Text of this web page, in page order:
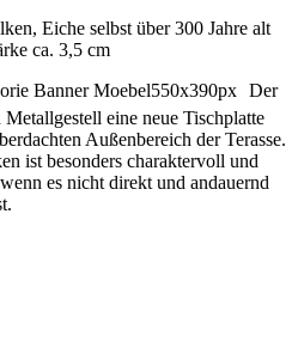
Eiche selbst über 300 Jahre alt
ca. 3,5 cm
Der
eine neue Tischplatte
Außenbereich der Terasse.
ist besonders charaktervoll und
es nicht direkt und andauernd